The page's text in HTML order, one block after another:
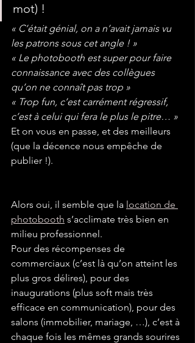
mot) !
« C’était génial, on a n’avait jamais vu
les patrons sous cet angle ! »
« Le photobooth est super pour faire
connaissance avec des collègues
qu’on ne connaît pas trop »
« Trop fun, c’est carrément régressif,
c’est à celui qui fera le plus le pitre… »
Et on vous en passe, et des meilleurs
(que la décence nous empêche de
publier !).
Alors oui, il semble que la location de
photobooth s’acclimate très bien en
milieu professionnel.
Pour des récompenses de
commerciaux (c’est là qu’on atteint les
plus gros délires), pour des
inaugurations (plus soft mais très
efficace en communication), pour des
salons (immobilier, mariage, …), c’est à
chaque fois les mêmes grands sourires